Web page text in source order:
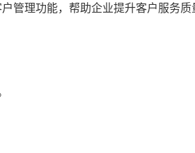
管理功能，帮助企业提升客户服务质